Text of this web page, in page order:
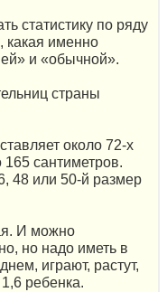
статистику по ряду
какая именно
и «обычной».
страны
около 72-х
165 сантиметров.
48 или 50-й размер
И можно
но надо иметь в
играют, растут,
ребенка.